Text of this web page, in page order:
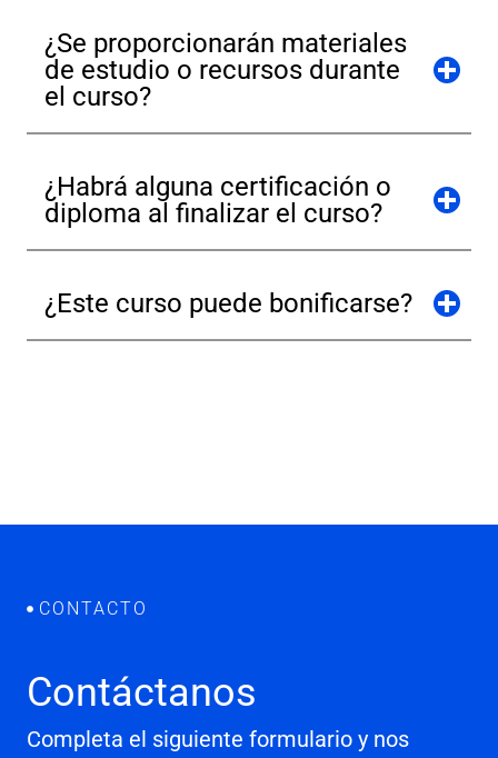
¿Se proporcionarán materiales
de estudio o recursos durante
el curso?
¿Habrá alguna certificación o
diploma al finalizar el curso?
¿Este curso puede bonificarse?
CONTACTO
Contáctanos
Completa el siguiente formulario y nos